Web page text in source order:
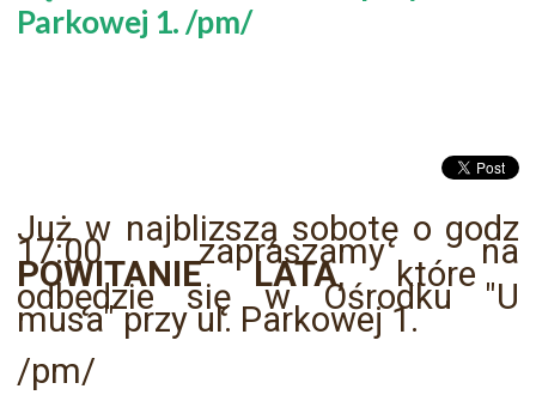
Parkowej 1. /pm/
Już w najblizszą sobotę o godz
17:00 zapraszamy na
POWITANIE LATA, które
odbędzie się w Ośrodku "U
musa" przy ul. Parkowej 1.
/pm/